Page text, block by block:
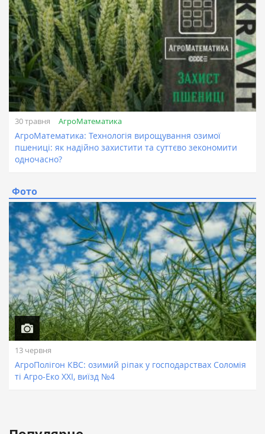
30 травня АгроМатематика
АгроМатематика: Технологія вирощування озимої
пшениці: як надійно захистити та суттєво зекономити
одночасно?
Фото
13 червня
АгроПолігон КВС: озимий ріпак у господарствах Соломія
ті Агро-Еко ХХІ, виїзд №4